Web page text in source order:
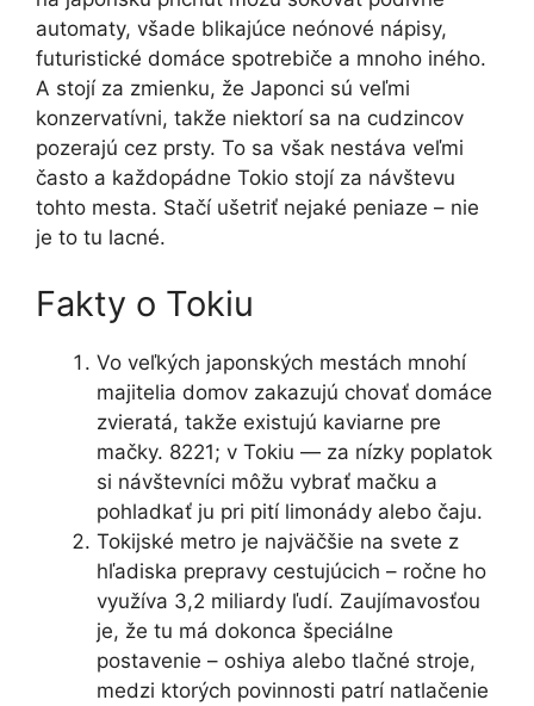
automaty, všade blikajúce neónové nápisy,
futuristické domáce spotrebiče a mnoho iného.
A stojí za zmienku, že Japonci sú veľmi
konzervatívni, takže niektorí sa na cudzincov
pozerajú cez prsty. To sa však nestáva veľmi
často a každopádne Tokio stojí za návštevu
tohto mesta. Stačí ušetriť nejaké peniaze – nie
je to tu lacné.
Fakty o Tokiu
Vo veľkých japonských mestách mnohí
majitelia domov zakazujú chovať domáce
zvieratá, takže existujú kaviarne pre
mačky. 8221; v Tokiu — za nízky poplatok
si návštevníci môžu vybrať mačku a
pohladkať ju pri pití limonády alebo čaju.
Tokijské metro je najväčšie na svete z
hľadiska prepravy cestujúcich – ročne ho
využíva 3,2 miliardy ľudí. Zaujímavosťou
je, že tu má dokonca špeciálne
postavenie – oshiya alebo tlačné stroje,
medzi ktorých povinnosti patrí natlačenie